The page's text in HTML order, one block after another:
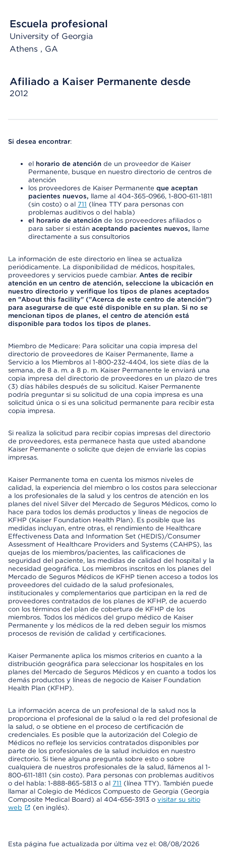
Escuela profesional
University of Georgia
Athens , GA
Afiliado a Kaiser Permanente desde
2012
Si desea encontrar:
el horario de atención de un proveedor de Kaiser
Permanente, busque en nuestro directorio de centros de
atención
los proveedores de Kaiser Permanente que aceptan
pacientes nuevos, llame al 404-365-0966, 1-800-611-1811
(sin costo) o al 711 (línea TTY para personas con
problemas auditivos o del habla)
el horario de atención de los proveedores afiliados o
para saber si están aceptando pacientes nuevos, llame
directamente a sus consultorios
La información de este directorio en línea se actualiza
periódicamente. La disponibilidad de médicos, hospitales,
proveedores y servicios puede cambiar. Antes de recibir
atención en un centro de atención, seleccione la ubicación en
nuestro directorio y verifique los tipos de planes aceptados
en "About this facility" ("Acerca de este centro de atención")
para asegurarse de que esté disponible en su plan. Si no se
mencionan tipos de planes, el centro de atención está
disponible para todos los tipos de planes.
Miembro de Medicare: Para solicitar una copia impresa del
directorio de proveedores de Kaiser Permanente, llame a
Servicio a los Miembros al 1-800-232-4404, los siete días de la
semana, de 8 a. m. a 8 p. m. Kaiser Permanente le enviará una
copia impresa del directorio de proveedores en un plazo de tres
(3) días hábiles después de su solicitud. Kaiser Permanente
podría preguntar si su solicitud de una copia impresa es una
solicitud única o si es una solicitud permanente para recibir esta
copia impresa.
Si realiza la solicitud para recibir copias impresas del directorio
de proveedores, esta permanece hasta que usted abandone
Kaiser Permanente o solicite que dejen de enviarle las copias
impresas.
Kaiser Permanente toma en cuenta los mismos niveles de
calidad, la experiencia del miembro o los costos para seleccionar
a los profesionales de la salud y los centros de atención en los
planes del nivel Silver del Mercado de Seguros Médicos, como lo
hace para todos los demás productos y líneas de negocios de
KFHP (Kaiser Foundation Health Plan). Es posible que las
medidas incluyan, entre otras, el rendimiento de Healthcare
Effectiveness Data and Information Set (HEDIS)/Consumer
Assessment of Healthcare Providers and Systems (CAHPS), las
quejas de los miembros/pacientes, las calificaciones de
seguridad del paciente, las medidas de calidad del hospital y la
necesidad geográfica. Los miembros inscritos en los planes del
Mercado de Seguros Médicos de KFHP tienen acceso a todos los
proveedores del cuidado de la salud profesionales,
institucionales y complementarios que participan en la red de
proveedores contratados de los planes de KFHP, de acuerdo
con los términos del plan de cobertura de KFHP de los
miembros. Todos los médicos del grupo médico de Kaiser
Permanente y los médicos de la red deben seguir los mismos
procesos de revisión de calidad y certificaciones.
Kaiser Permanente aplica los mismos criterios en cuanto a la
distribución geográfica para seleccionar los hospitales en los
planes del Mercado de Seguros Médicos y en cuanto a todos los
demás productos y líneas de negocio de Kaiser Foundation
Health Plan (KFHP).
La información acerca de un profesional de la salud nos la
proporciona el profesional de la salud o la red del profesional de
la salud, o se obtiene en el proceso de certificación de
credenciales. Es posible que la autorización del Colegio de
Médicos no refleje los servicios contratados disponibles por
parte de los profesionales de la salud incluidos en nuestro
directorio. Si tiene alguna pregunta sobre esto o sobre
cualquiera de nuestros profesionales de la salud, llámenos al 1-
800-611-1811 (sin costo). Para personas con problemas auditivos
o del habla: 1-888-865-5813 o al 711 (línea TTY). También puede
llamar al Colegio de Médicos Compuesto de Georgia (Georgia
Composite Medical Board) al 404-656-3913 o visitar su sitio
web
(en inglés).
Esta página fue actualizada por última vez el: 08/08/2026